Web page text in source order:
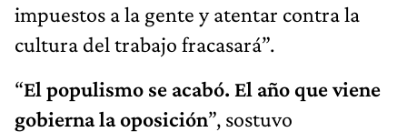
impuestos a la gente y atentar contra la
cultura del trabajo fracasará”.
“El populismo se acabó. El año que viene
gobierna la oposición”, sostuvo